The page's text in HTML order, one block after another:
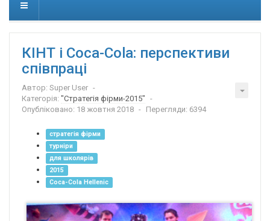
КІНТ і Coca-Cola: перспективи
співпраці
Автор: Super User
Категорія: "Стратегія фірми-2015"
Опубліковано: 18 жовтня 2018
Перегляди: 6394
стратегія фірми
турніри
для школярів
2015
Coca-Cola Hellenic